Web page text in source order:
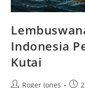
Indonesia
Kutai
PostRoger Jones
Post